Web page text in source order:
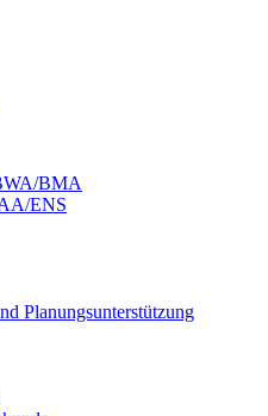
BMA
ENS
Planungsunterstützung